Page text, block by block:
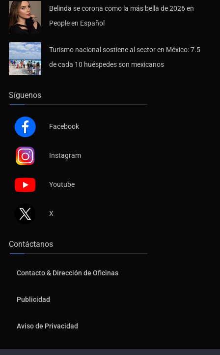
Belinda se corona como la más bella de 2026 en
People en Español
Turismo nacional sostiene al sector en México: 7.5
de cada 10 huéspedes son mexicanos
Síguenos
Facebook
Instagram
Youtube
X
Contáctanos
Contacto & Dirección de Oficinas
Publicidad
Aviso de Privacidad